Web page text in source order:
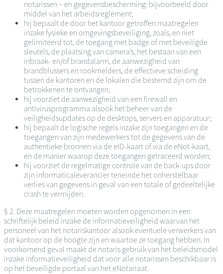
notarissen – en gegevensbescherming: bijvoorbeeld door
middel van het arbeidsreglement;
hij bepaalt de door het kantoor getroffen maatregelen
inzake fysieke en omgevingsbeveiliging, zoals, en niet
gelimiteerd tot, de toegang met badge of met beveiligde
sleutels, de plaatsing van camera’s, het bestaan van een
inbraak- en/of brandalarm, de aanwezigheid van
brandblussers en rookmelders, de effectieve scheiding
tussen de kantoren en de lokalen die bestemd zijn om de
betrokkenen te ontvangen;
hij voorziet de aanwezigheid van een firewall en
antivirusprogramma alsook het beheer van de
veiligheidsupdates op de desktops, servers en apparatuur;
hij bepaalt de logische regels inzake zijn toegangen en de
toegangen van zijn medewerkers tot de gegevens van de
authentieke bronnen via de eID-kaart of via de eNot-kaart,
en de manier waarop deze toegangen getraceerd worden;
hij voorziet de regelmatige controle van de back-ups door
zijn informaticaleverancier teneinde het onherstelbaar
verlies van gegevens in geval van een totale of gedeeltelijke
crash te vermijden.
§ 2. Deze maatregelen moeten worden opgenomen in een
schriftelijk beleid inzake de informatieveiligheid waarvan het
personeel van het notariskantoor alsook eventuele verwerkers van
dat kantoor op de hoogte zijn en waartoe ze toegang hebben. In
voorkomend geval maakt de notaris gebruik van het beleidsmodel
inzake informatieveiligheid dat voor alle notarissen beschikbaar is
op het beveiligde portaal van het eNotariaat.